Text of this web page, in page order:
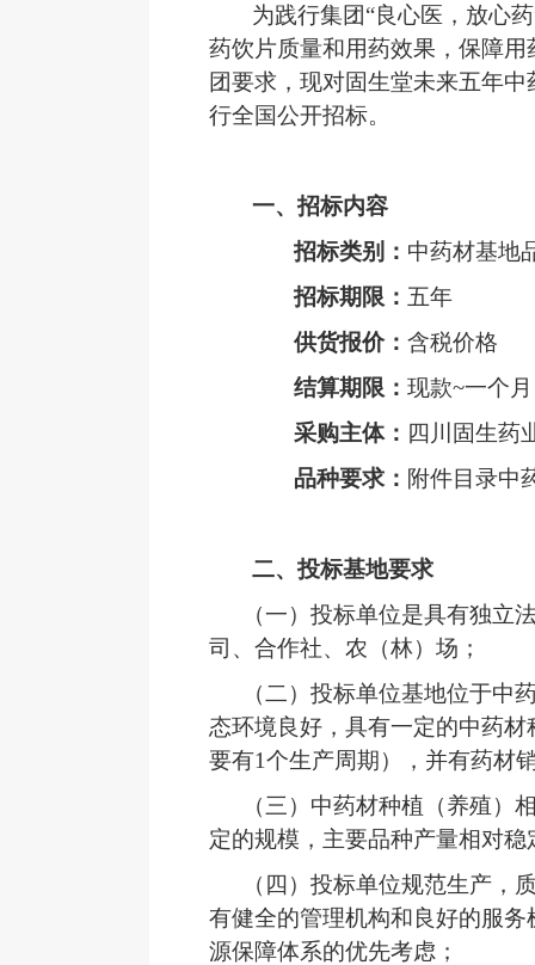
为践行集团“良心医，放心
药饮片质量和用药效果，保障用
团要求，现对固生堂未来五年中
行全国公开招标。
一、招标内容
招标类别 ： 中药材基地
招标期限： 五年
供货报价： 含税价格
结算期限： 现款~一个
采购主体： 四川固生药
品种要求： 附件目录中
二、投标基地要求
（一） 投标单位是具有独立
司、合作社、农（林）场；
（二） 投标单位基地位于中
态环境良好，具有一定的中药材
要有1个生产周期），并有药材
（三） 中药材种植（养殖）
定的规模，主要品种产量相对稳
（四） 投标单位规范生产，
有健全的管理机构和良好的服务
源保障体系的优先考虑；